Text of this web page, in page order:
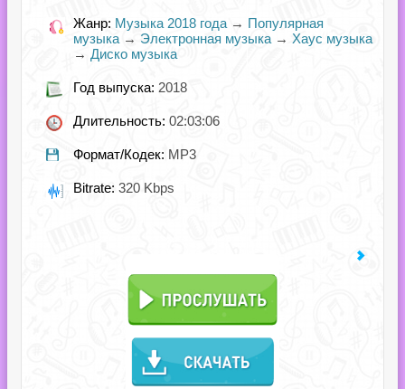
Жанр: Музыка 2018 года → Популярная
музыка → Электронная музыка → Хаус музыка
→ Диско музыка
Год выпуска: 2018
Длительность: 02:03:06
Формат/Кодек: MP3
Bitrate: 320 Kbps